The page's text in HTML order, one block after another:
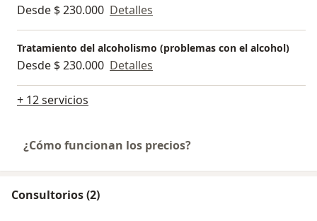
Desde $ 230.000 Detalles
Tratamiento del alcoholismo (problemas con el alcohol)
Desde $ 230.000 Detalles
+ 12 servicios
¿Cómo funcionan los precios?
Consultorios (2)